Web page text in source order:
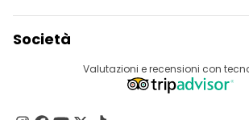
Accesso Del Fornitore
Programma Di Affiliazione
Società
DestinazioniValutazioni e recensioni con